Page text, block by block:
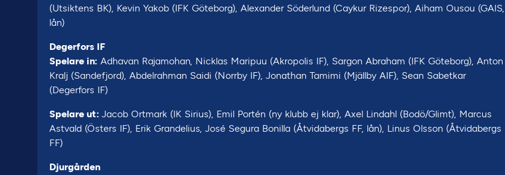
(Utsiktens BK), Kevin Yakob (IFK Göteborg), Alexander Söderlund (Caykur Rizespor), Aiham Ousou (GAIS,
lån)
Degerfors IF
Spelare in: Adhavan Rajamohan, Nicklas Maripuu (Akropolis IF), Sargon Abraham (IFK Göteborg), Anton
Kralj (Sandefjord), Abdelrahman Saidi (Norrby IF), Jonathan Tamimi (Mjällby AIF), Sean Sabetkar
(Degerfors IF)
Spelare ut: Jacob Ortmark (IK Sirius), Emil Portén (ny klubb ej klar), Axel Lindahl (Bodö/Glimt), Marcus
Astvald (Östers IF), Erik Grandelius, José Segura Bonilla (Åtvidabergs FF, lån), Linus Olsson (Åtvidabergs
FF)
Djurgården